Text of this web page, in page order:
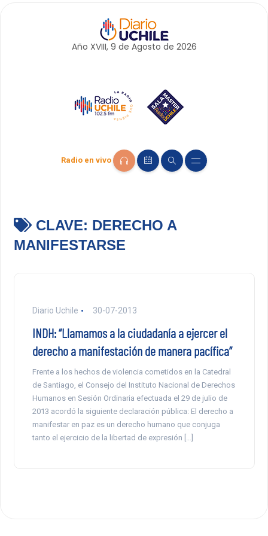
Año XVIII, 9 de Agosto de 2026
Radio en vivo
CLAVE: DERECHO A
MANIFESTARSE
Diario Uchile 30-07-2013
INDH: “Llamamos a la ciudadanía a ejercer el
derecho a manifestación de manera pacífica”
Frente a los hechos de violencia cometidos en la Catedral
de Santiago, el Consejo del Instituto Nacional de Derechos
Humanos en Sesión Ordinaria efectuada el 29 de julio de
2013 acordó la siguiente declaración pública: El derecho a
manifestar en paz es un derecho humano que conjuga
tanto el ejercicio de la libertad de expresión […]